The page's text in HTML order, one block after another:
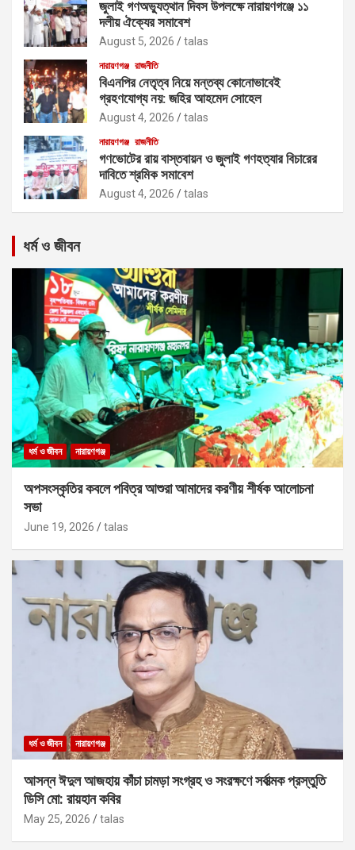
জুলাই গণঅভ্যুত্থান দিবস উপলক্ষে নারায়ণগঞ্জে ১১
দলীয় ঐক্যের সমাবেশ
August 5, 2026 talas
নারায়ণগঞ্জ রাজনীতি
বিএনপির নেতৃত্ব নিয়ে মন্তব্য কোনোভাবেই
গ্রহণযোগ্য নয়: জহির আহমেদ সোহেল
August 4, 2026 talas
নারায়ণগঞ্জ রাজনীতি
গণভোটের রায় বাস্তবায়ন ও জুলাই গণহত্যার বিচারের
দাবিতে শ্রমিক সমাবেশ
August 4, 2026 talas
ধর্ম ও জীবন
ধর্ম ও জীবন নারায়ণগঞ্জ
অপসংস্কৃতির কবলে পবিত্র আশুরা আমাদের করণীয় শীর্ষক আলোচনা
সভা
June 19, 2026 talas
ধর্ম ও জীবন নারায়ণগঞ্জ
আসন্ন ঈদুল আজহায় কাঁচা চামড়া সংগ্রহ ও সংরক্ষণে সর্বাত্মক প্রস্তুতি
ডিসি মো: রায়হান কবির
May 25, 2026 talas